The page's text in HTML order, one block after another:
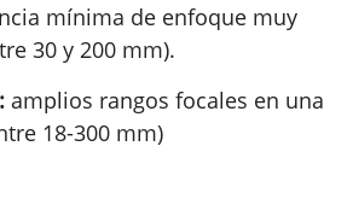
mínima de enfoque muy
30 y 200 mm).
amplios rangos focales en una
18-300 mm)